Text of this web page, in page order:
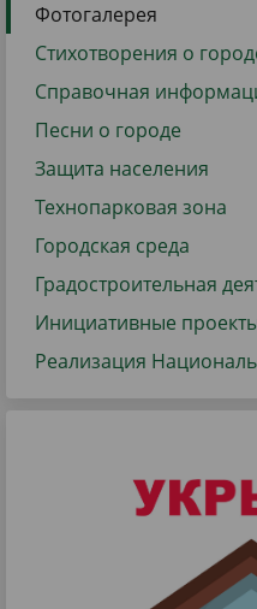
Фотогалерея
Стихотворения о
Справочная
Песни о городе
Защита населения
Технопарковая зона
Городская среда
Градостроительная
Инициативные
Реализация